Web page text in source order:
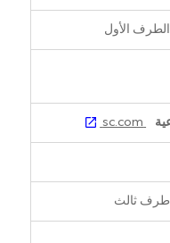
الطرف الأول
طرف ثالث